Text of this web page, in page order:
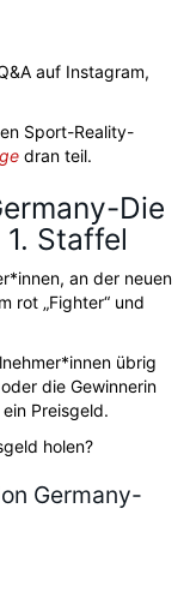
auf Instagram,
Sport-Reality-
dran teil.
Die
Staffel
an der neuen
rot „Fighter“ und
übrig
die Gewinnerin
Preisgeld.
holen?
Germany-